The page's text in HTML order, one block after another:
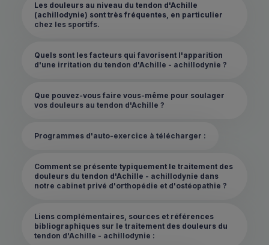
Les douleurs au niveau du tendon d'Achille
(achillodynie) sont très fréquentes, en particulier
chez les sportifs.
Quels sont les facteurs qui favorisent l'apparition
d'une irritation du tendon d'Achille - achillodynie ?
Que pouvez-vous faire vous-même pour soulager
vos douleurs au tendon d'Achille ?
Programmes d'auto-exercice à télécharger :
Comment se présente typiquement le traitement des
douleurs du tendon d'Achille - achillodynie dans
notre cabinet privé d'orthopédie et d'ostéopathie ?
Liens complémentaires, sources et références
bibliographiques sur le traitement des douleurs du
tendon d'Achille - achillodynie :